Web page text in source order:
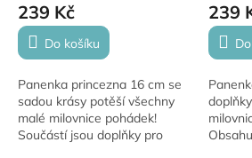
239 Kč
Do košíku
Panenka princezna 16 cm se
sadou krásy potěší všechny
malé milovnice pohádek!
Součástí jsou doplňky pro
239